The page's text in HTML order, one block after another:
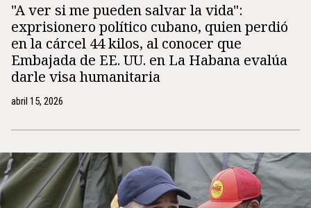
"A ver si me pueden salvar la vida":
exprisionero político cubano, quien perdió
en la cárcel 44 kilos, al conocer que
Embajada de EE. UU. en La Habana evalúa
darle visa humanitaria
abril 15, 2026